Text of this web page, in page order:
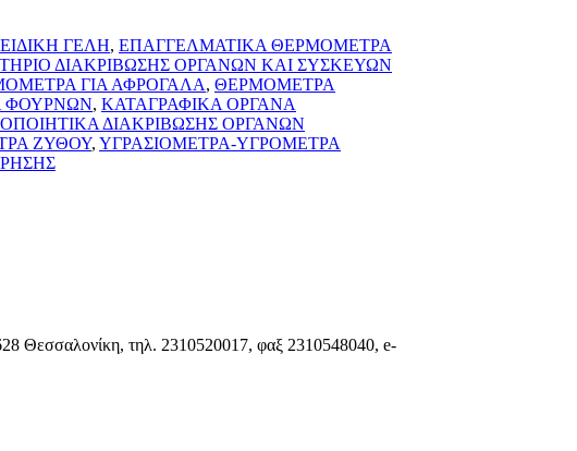
ΕΙΔΙΚΗ ΓΕΛΗ, ΕΠΑΓΓΕΛΜΑΤΙΚΑ ΘΕΡΜΟΜΕΤΡΑ
ΔΙΑΚΡΙΒΩΣΗΣ ΟΡΓΑΝΩΝ ΚΑΙ ΣΥΣΚΕΥΩΝ
ΓΙΑ ΑΦΡΟΓΑΛΑ, ΘΕΡΜΟΜΕΤΡΑ
ΦΟΥΡΝΩΝ, ΚΑΤΑΓΡΑΦΙΚΑ ΟΡΓΑΝΑ
ΔΙΑΚΡΙΒΩΣΗΣ ΟΡΓΑΝΩΝ
ΖΥΘΟΥ, ΥΓΡΑΣΙΟΜΕΤΡΑ-ΥΓΡΟΜΕΤΡΑ
Θεσσαλονίκη, τηλ. 2310520017, φαξ 2310548040, e-